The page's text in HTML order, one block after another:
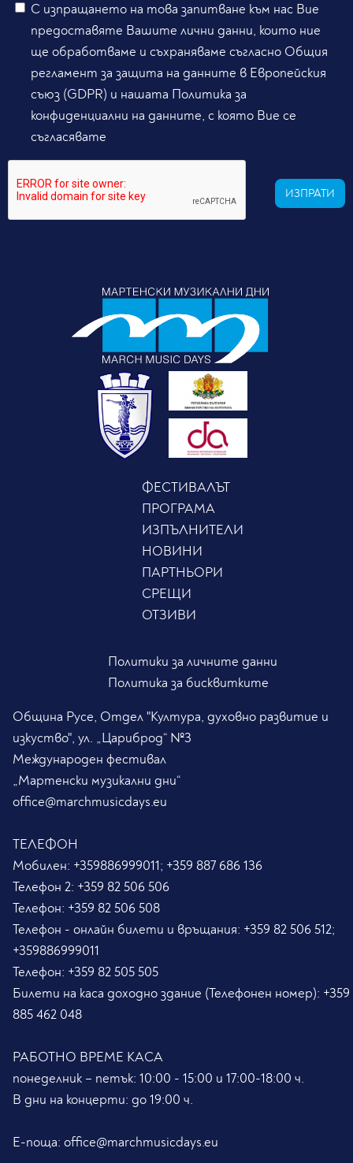
С изпращането на това запитване към нас Вие
предоставяте Вашите лични данни, които ние
ще обработваме и съхраняваме съгласно Общия
регламент за защита на данните в Европейския
съюз (GDPR) и нашата Политика за
конфиденциални на данните, с която Вие се
съгласявате
ИЗПРАТИ
ФЕСТИВАЛЪТ
ПРОГРАМА
ИЗПЪЛНИТЕЛИ
НОВИНИ
ПАРТНЬОРИ
СРЕЩИ
ОТЗИВИ
Политики за личните данни
Политика за бисквитките
Община Русе, Отдел "Култура, духовно развитие и
изкуство", ул. „Цариброд“ №3
Международен фестивал
„Мартенски музикални дни“
office@marchmusicdays.eu
ТЕЛЕФОН
Мобилен: +359886999011; +359 887 686 136
Телефон 2: +359 82 506 506
Телефон: +359 82 506 508
Телефон - онлайн билети и връщания: +359 82 506 512;
+359886999011
Телефон: +359 82 505 505
Билети на каса доходно здание (Телефонен номер): +359
885 462 048
РАБОТНО ВРЕМЕ КАСА
понеделник – петък: 10:00 - 15:00 и 17:00-18:00 ч.
В дни на концерти: до 19:00 ч.
Е-поща: office@marchmusicdays.eu